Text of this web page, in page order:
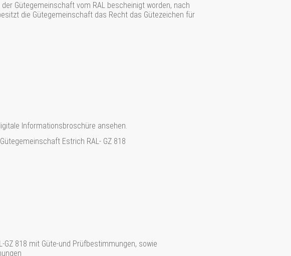
der Gütegemeinschaft vom RAL bescheinigt worden, nach
die Gütegemeinschaft das Recht das Gütezeichen für
Informationsbroschüre ansehen.
Estrich RAL- GZ 818
GZ 818 mit Güte-und Prüfbestimmungen, sowie